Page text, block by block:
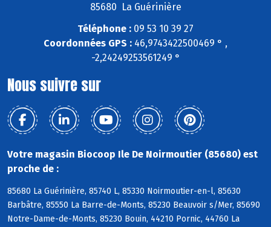
85680 La Guérinière
Téléphone : 09 53 10 39 27
Coordonnées GPS : 46,9743422500469 ° ,
-2,24249253561249 °
Nous suivre sur
Votre magasin Biocoop Ile De Noirmoutier (85680) est
proche de :
85680 La Guérinière, 85740 L, 85330 Noirmoutier-en-l, 85630
Barbâtre, 85550 La Barre-de-Monts, 85230 Beauvoir s/Mer, 85690
Notre-Dame-de-Monts, 85230 Bouin, 44210 Pornic, 44760 La